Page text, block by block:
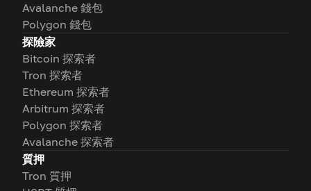
Avalanche 錢包
Polygon 錢包
探險家
Bitcoin 探索者
Tron 探索者
Ethereum 探索者
Arbitrum 探索者
Polygon 探索者
Avalanche 探索者
質押
Tron 質押